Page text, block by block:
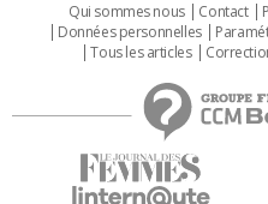
Qui sommes nous Contact
Données personnelles
Tous les articles